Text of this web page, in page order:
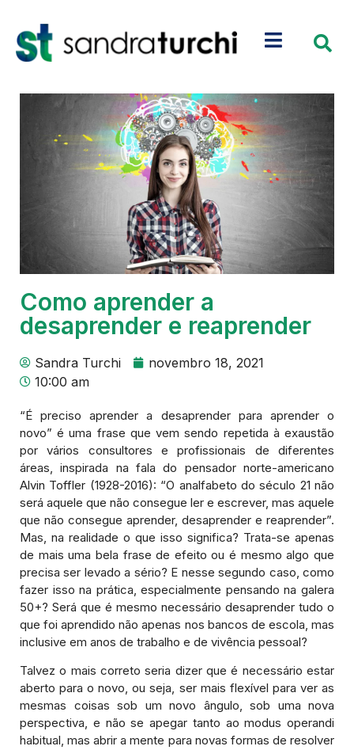
Como aprender a
desaprender e reaprender
Sandra Turchi
novembro 18, 2021
10:00 am
“É preciso aprender a desaprender para aprender o
novo” é uma frase que vem sendo repetida à exaustão
por vários consultores e profissionais de diferentes
áreas, inspirada na fala do pensador norte-americano
Alvin Toffler (1928-2016): “O analfabeto do século 21 não
será aquele que não consegue ler e escrever, mas aquele
que não consegue aprender, desaprender e reaprender”.
Mas, na realidade o que isso significa? Trata-se apenas
de mais uma bela frase de efeito ou é mesmo algo que
precisa ser levado a sério? E nesse segundo caso, como
fazer isso na prática, especialmente pensando na galera
50+? Será que é mesmo necessário desaprender tudo o
que foi aprendido não apenas nos bancos de escola, mas
inclusive em anos de trabalho e de vivência pessoal?
Talvez o mais correto seria dizer que é necessário estar
aberto para o novo, ou seja, ser mais flexível para ver as
mesmas coisas sob um novo ângulo, sob uma nova
perspectiva, e não se apegar tanto ao modus operandi
habitual, mas abrir a mente para novas formas de resolver